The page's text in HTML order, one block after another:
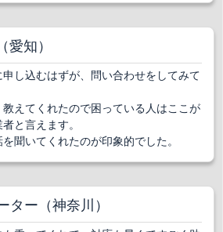
愛知）
し込むはずが、問い合わせをしてみて
教えてくれたので困っている人はここが
と言えます。
聞いてくれたのが印象的でした。
ター（神奈川）